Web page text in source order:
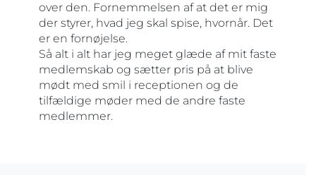
over den. Fornemmelsen af at det er mig
der styrer, hvad jeg skal spise, hvornår. Det
er en fornøjelse.
Så alt i alt har jeg meget glæde af mit faste
medlemskab og sætter pris på at blive
mødt med smil i receptionen og de
tilfældige møder med de andre faste
medlemmer.